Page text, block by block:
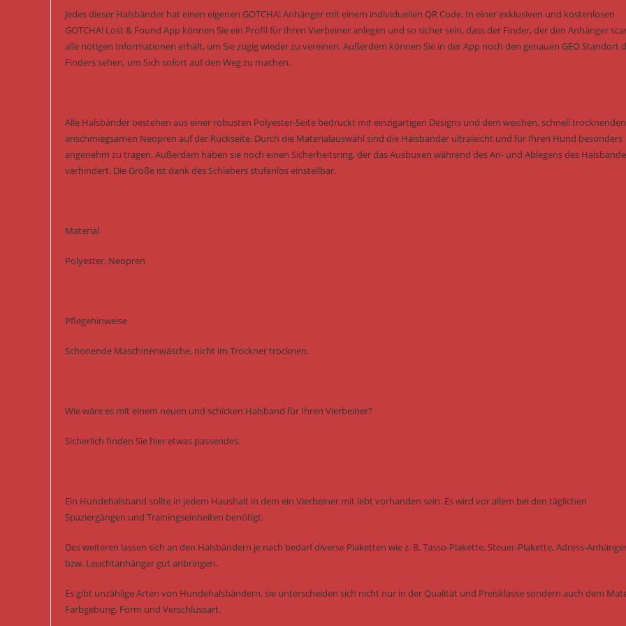
Jedes dieser Halsbänder hat einen eigenen GOTCHA! Anhänger mit einem individuellen QR Code. In einer exklusiven und kostenlosen
GOTCHA! Lost & Found App können Sie ein Profil für Ihren Vierbeiner anlegen und so sicher sein, dass der Finder, der den Anhänger
alle nötigen Informationen erhält, um Sie zügig wieder zu vereinen. Außerdem können Sie in der App noch den genauen GEO Standort
Finders sehen, um Sich sofort auf den Weg zu machen.
Alle Halsbänder bestehen aus einer robusten Polyester-Seite bedruckt mit einzigartigen Designs und dem weichen, schnell
anschmiegsamen Neopren auf der Rückseite. Durch die Materialauswahl sind die Halsbänder ultraleicht und für Ihren Hund besonders
angenehm zu tragen. Außerdem haben sie noch einen Sicherheitsring, der das Ausbüxen während des An- und Ablegens des
verhindert. Die Größe ist dank des Schiebers stufenlos einstellbar.
Material
Polyester, Neopren
Pflegehinweise
Schonende Maschinenwäsche, nicht im Trockner trocknen.
Wie wäre es mit einem neuen und schicken Halsband für Ihren Vierbeiner?
Sicherlich finden Sie hier etwas passendes.
Ein Hundehalsband sollte in jedem Haushalt in dem ein Vierbeiner mit lebt vorhanden sein. Es wird vor allem bei den täglichen
Spaziergängen und Trainingseinheiten benötigt.
Des weiteren lassen sich an den Halsbändern je nach bedarf diverse Plaketten wie z. B. Tasso-Plakette, Steuer-Plakette, Adress-
bzw. Leuchtanhänger gut anbringen.
Es gibt unzählige Arten von Hundehalsbändern, sie unterscheiden sich nicht nur in der Qualität und Preisklasse sondern auch dem
Farbgebung, Form und Verschlussart.